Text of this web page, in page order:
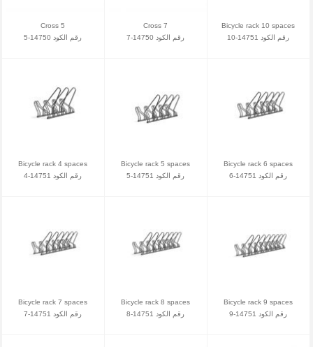
Cross 5
رقم الكود 14750-5
Cross 7
رقم الكود 14750-7
Bicycle rack 10 spaces
رقم الكود 14751-10
Bicycle rack 4 spaces
رقم الكود 14751-4
Bicycle rack 5 spaces
رقم الكود 14751-5
Bicycle rack 6 spaces
رقم الكود 14751-6
Bicycle rack 7 spaces
رقم الكود 14751-7
Bicycle rack 8 spaces
رقم الكود 14751-8
Bicycle rack 9 spaces
رقم الكود 14751-9